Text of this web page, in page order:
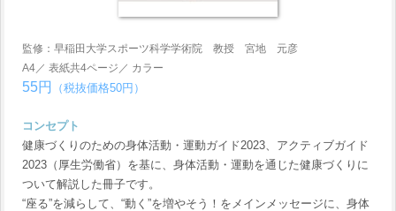
監修：早稲田大学スポーツ科学学術院 教授 宮地 元彦
A4／ 表紙共4ページ／ カラー
55円 （税抜価格50円）
コンセプト
健康づくりのための身体活動・運動ガイド2023、アクティブガイド
2023（厚生労働省）を基に、身体活動・運動を通じた健康づくりに
ついて解説した冊子です。
“座る”を減らして、“動く”を増やそう！をメインメッセージに、身体